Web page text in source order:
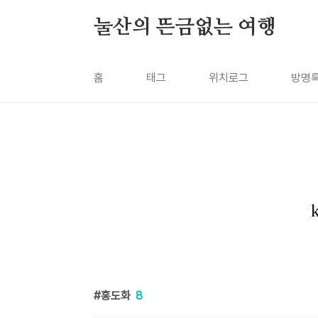
눌산의 뜬금없는 여행
홈 태그 위치로그 방명
홍도화 8